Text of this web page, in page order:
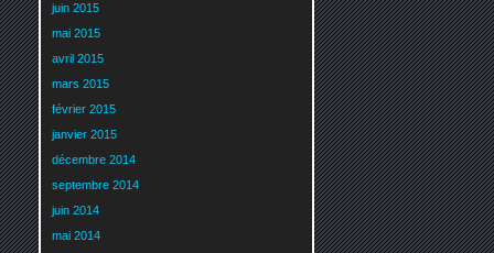
juin 2015
mai 2015
avril 2015
mars 2015
février 2015
janvier 2015
décembre 2014
septembre 2014
juin 2014
mai 2014